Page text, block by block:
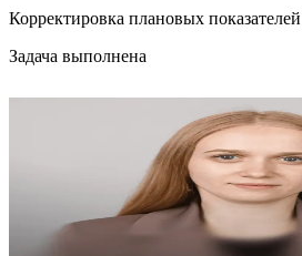
Корректировка плановых показателей
Задача выполнена
Ведущий аналитик 1С:БГУ